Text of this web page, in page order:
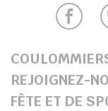
REJOIGNEZ-
FÊTE ET DE